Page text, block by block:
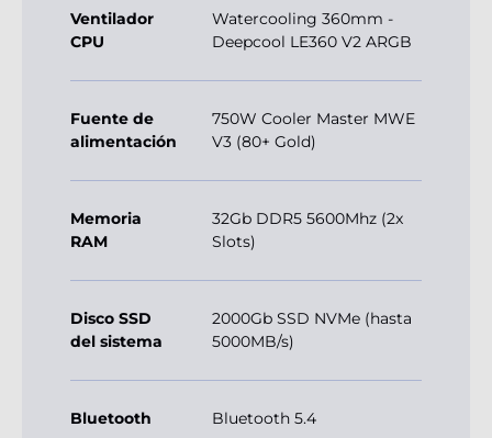
Ventilador
CPU
Watercooling 360mm -
Deepcool LE360 V2 ARGB
Fuente de
alimentación
750W Cooler Master MWE
V3 (80+ Gold)
Memoria
RAM
32Gb DDR5 5600Mhz (2x
Slots)
Disco SSD
del sistema
2000Gb SSD NVMe (hasta
5000MB/s)
Bluetooth Bluetooth 5.4